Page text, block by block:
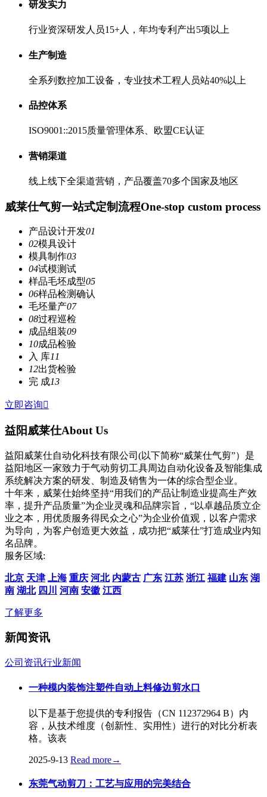
研发实力
行业资深研发人员15+人，年均专利产出5项以上
生产制造
全系列数控加工设备，专业技术工程人员站40%以上
品控体系
ISO9001::2015质量管理体系、欧盟CE认证
营销渠道
线上线下全渠道营销，产品覆盖70多个国家及地区
威莱仕气剪一站式定制流程One-stop custom process
产品设计开发01
02模具设计
模具制作03
04试模测试
样品毛坯成型05
06样品检测确认
毛坯量产07
08过程巡检
成品组装09
10成品检验
入 库11
12出货检验
完 成13
立即咨询
益阳威莱仕About Us
益阳威莱仕自动化科技有限公司(以下简称“威莱仕气剪”）是
益阳地区一家致力于气动剪切工具周边自动化设备及智能集成
系统解决方案的研发、制造及销售为一体的综合型企业。
十年来，威莱仕始终坚持“用我们的产品让制造业提高生产效
率，提升产品质量”为企业灵魂和品牌宗旨，“以卓越品质立企
业之本，用优质服务得民众之心”为企业价值观，以客户需求
为导向，为客户创造更大效益，成功把“威莱仕”打造成业内知
名品牌。
服务区域:
北京 天津 上海 重庆 河北 内蒙古 广东 江苏 浙江 福建 山东 湖
南 湖北 四川 河南 安徽 江西
了解更多
新闻资讯
公司资讯行业新闻
一种模内装饰注塑件自动上料修边剪水口
以下是基于您提供的专利报告（CN 112372964 B）内
容，从技术维度（创新性、实用性）进行的对比分析表
格。该表
2025-9-13 Read more→
东莞气动剪刀：工艺与应用的完美结合